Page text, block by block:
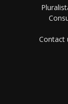
Contact